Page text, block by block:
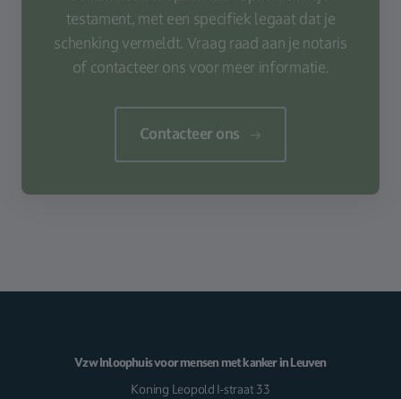
testament, met een specifiek legaat dat je
schenking vermeldt. Vraag raad aan je notaris
of contacteer ons voor meer informatie.
Contacteer ons
Vzw Inloophuis voor mensen met kanker in Leuven
Koning Leopold I-straat 33